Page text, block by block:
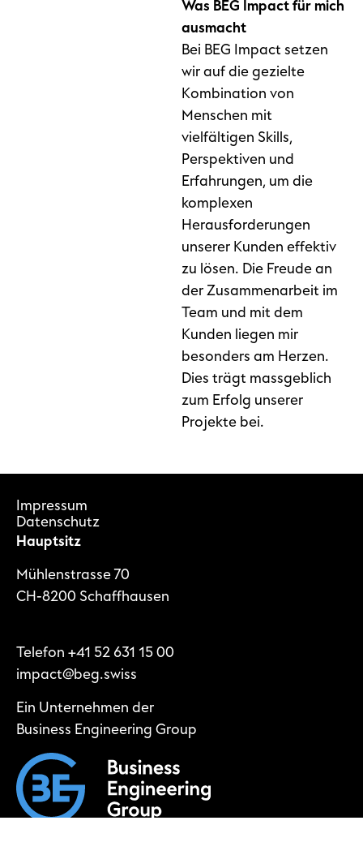
Was BEG Impact für mich
ausmacht
Bei BEG Impact setzen
wir auf die gezielte
Kombination von
Menschen mit
vielfältigen Skills,
Perspektiven und
Erfahrungen, um die
komplexen
Herausforderungen
unserer Kunden effektiv
zu lösen. Die Freude an
der Zusammenarbeit im
Team und mit dem
Kunden liegen mir
besonders am Herzen.
Dies trägt massgeblich
zum Erfolg unserer
Projekte bei.
Impressum
Datenschutz
Hauptsitz
Mühlenstrasse 70
CH-8200 Schaffhausen
Telefon +41 52 631 15 00
impact@beg.swiss
Ein Unternehmen der
Business Engineering Group